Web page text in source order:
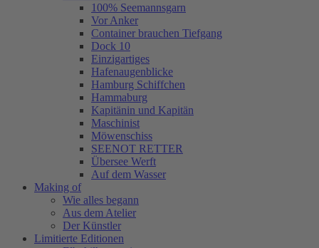
100% Seemannsgarn
Vor Anker
Container brauchen Tiefgang
Dock 10
Einzigartiges
Hafenaugen­blicke
Hamburg Schiffchen
Hammaburg
Kapitänin und Kapitän
Maschinist
Möwenschiss
SEENOT RETTER
Übersee Werft
Auf dem Wasser
Making of
Wie alles begann
Aus dem Atelier
Der Künstler
Limitierte Editionen